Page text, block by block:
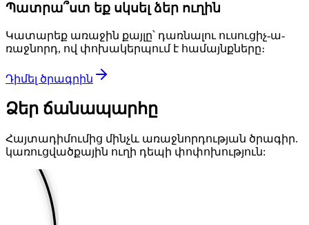
Պատ­րա՞ստ եք սկսել ձեր ու­ղին
Կա­տա­րեք ա­ռա­ջին քայ­լը՝ դառ­նա­լու ու­սու­ցիչ-ա­
ռաջ­նորդ, ով փո­խա­կեր­պում է հա­մայնք­նե­րը։
Դի­մել ծրագ­րին
Ձեր ճա­նա­պար­հը
Հայ­տա­դի­մու­մից մինչև ա­ռաջ­նոր­դութ­յան ծրա­գիր.
կա­ռուց­ված­քա­յին ու­ղի դե­պի փո­փո­խութ­յուն: